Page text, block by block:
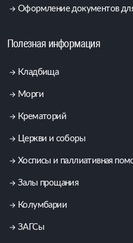
Оформление документов
Полезная информация
Кладбища
Морги
Крематорий
Церкви и соборы
Хосписы и паллиативная
Залы прощания
Колумбарии
ЗАГСы